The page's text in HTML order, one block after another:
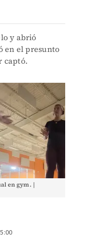
y abrió
en el presunto
captó.
en gym. |